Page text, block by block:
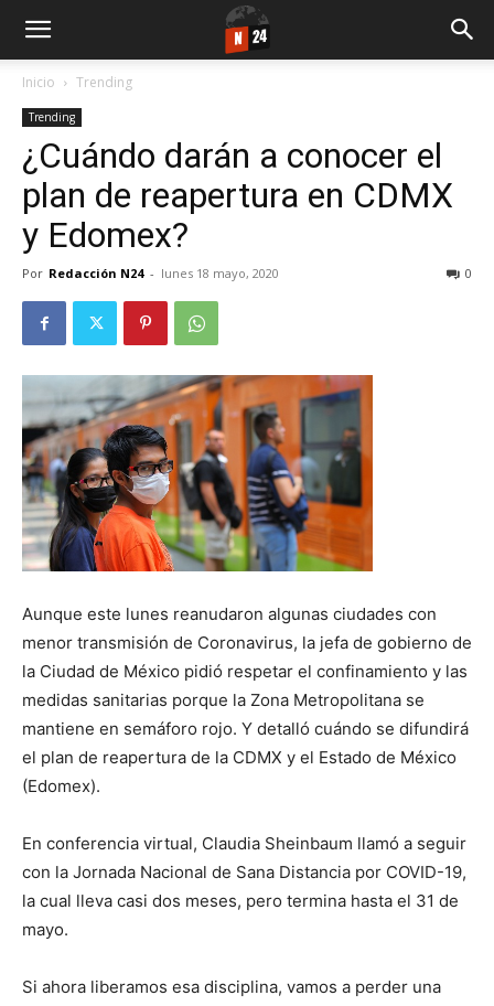
Inicio Trending
Trending
¿Cuándo darán a conocer el
plan de reapertura en CDMX
y Edomex?
Por Redacción N24 - lunes 18 mayo, 2020 0
Aunque este lunes reanudaron algunas ciudades con
menor transmisión de Coronavirus, la jefa de gobierno de
la Ciudad de México pidió respetar el confinamiento y las
medidas sanitarias porque la Zona Metropolitana se
mantiene en semáforo rojo. Y detalló cuándo se difundirá
el plan de reapertura de la CDMX y el Estado de México
(Edomex).
En conferencia virtual, Claudia Sheinbaum llamó a seguir
con la Jornada Nacional de Sana Distancia por COVID-19,
la cual lleva casi dos meses, pero termina hasta el 31 de
mayo.
Si ahora liberamos esa disciplina, vamos a perder una